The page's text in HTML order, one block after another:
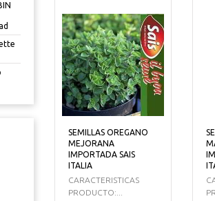
SEMILLAS OREGANO
MEJORANA
IMPORTADA SAIS
ITALIA
CARACTERISTICAS
PRODUCTO:...